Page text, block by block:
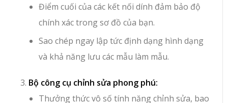
Điểm cuối của các kết nối dính đảm bảo độ
chính xác trong sơ đồ của bạn.
Sao chép ngay lập tức định dạng hình dạng
và khả năng lưu các mẫu làm mẫu.
Bộ công cụ chỉnh sửa phong phú:
Thưởng thức vô số tính năng chỉnh sửa, bao